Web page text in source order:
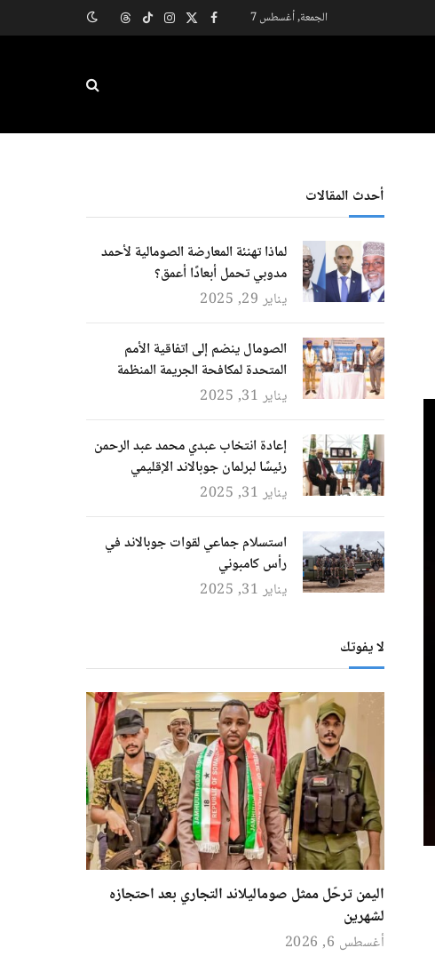
الجمعة, أغسطس 7 فيسبوك
X
الانستغرام
تيكتوكThreads
أحدث المقالات
لماذا تهنئة المعارضة الصومالية لأحمد
مدوبي تحمل أبعادًا أعمق؟
يناير 29, 2025
الصومال ينضم إلى اتفاقية الأمم
المتحدة لمكافحة الجريمة المنظمة
يناير 31, 2025
إعادة انتخاب عبدي محمد عبد الرحمن
رئيسًا لبرلمان جوبالاند الإقليمي
يناير 31, 2025
استسلام جماعي لقوات جوبالاند في
رأس كامبوني
يناير 31, 2025
لا يفوتك
اليمن ترحّل ممثل صوماليلاند التجاري بعد احتجازه
لشهرين
أغسطس 6, 2026